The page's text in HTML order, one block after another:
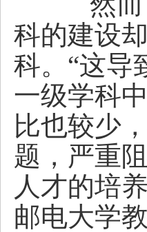
科的建设
科。“这导
一级学科
比也较少
题，严重
人才的培
邮电大学